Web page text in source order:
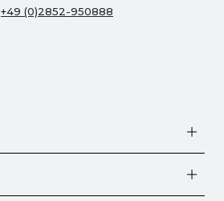
+49 (0)2852-950888